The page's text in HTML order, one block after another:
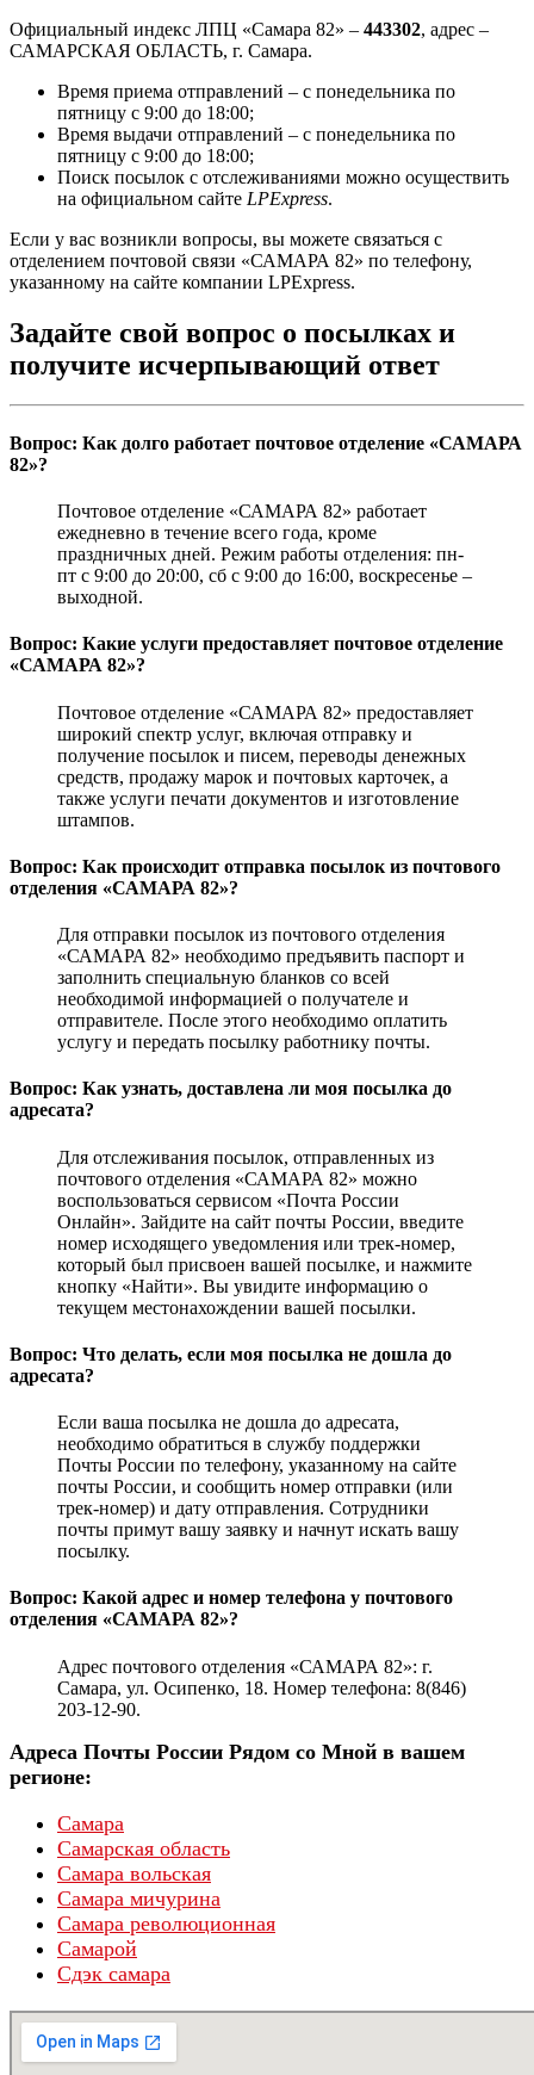
Официальный индекс ЛПЦ «Самара 82» – 443302, адрес –
САМАРСКАЯ ОБЛАСТЬ, г. Самара.
Время приема отправлений – с понедельника по
пятницу с 9:00 до 18:00;
Время выдачи отправлений – с понедельника по
пятницу с 9:00 до 18:00;
Поиск посылок с отслеживаниями можно осуществить
на официальном сайте LPExpress.
Если у вас возникли вопросы, вы можете связаться с
отделением почтовой связи «САМАРА 82» по телефону,
указанному на сайте компании LPExpress.
Задайте свой вопрос о посылках и
получите исчерпывающий ответ
Вопрос: Как долго работает почтовое отделение «САМАРА
82»?
Почтовое отделение «САМАРА 82» работает
ежедневно в течение всего года, кроме
праздничных дней. Режим работы отделения: пн-
пт с 9:00 до 20:00, сб с 9:00 до 16:00, воскресенье –
выходной.
Вопрос: Какие услуги предоставляет почтовое отделение
«САМАРА 82»?
Почтовое отделение «САМАРА 82» предоставляет
широкий спектр услуг, включая отправку и
получение посылок и писем, переводы денежных
средств, продажу марок и почтовых карточек, а
также услуги печати документов и изготовление
штампов.
Вопрос: Как происходит отправка посылок из почтового
отделения «САМАРА 82»?
Для отправки посылок из почтового отделения
«САМАРА 82» необходимо предъявить паспорт и
заполнить специальную бланков со всей
необходимой информацией о получателе и
отправителе. После этого необходимо оплатить
услугу и передать посылку работнику почты.
Вопрос: Как узнать, доставлена ли моя посылка до
адресата?
Для отслеживания посылок, отправленных из
почтового отделения «САМАРА 82» можно
воспользоваться сервисом «Почта России
Онлайн». Зайдите на сайт почты России, введите
номер исходящего уведомления или трек-номер,
который был присвоен вашей посылке, и нажмите
кнопку «Найти». Вы увидите информацию о
текущем местонахождении вашей посылки.
Вопрос: Что делать, если моя посылка не дошла до
адресата?
Если ваша посылка не дошла до адресата,
необходимо обратиться в службу поддержки
Почты России по телефону, указанному на сайте
почты России, и сообщить номер отправки (или
трек-номер) и дату отправления. Сотрудники
почты примут вашу заявку и начнут искать вашу
посылку.
Вопрос: Какой адрес и номер телефона у почтового
отделения «САМАРА 82»?
Адрес почтового отделения «САМАРА 82»: г.
Самара, ул. Осипенко, 18. Номер телефона: 8(846)
203-12-90.
Адреса Почты России Рядом со Мной в вашем
регионе:
Самара
Самарская область
Самара вольская
Самара мичурина
Самара революционная
Самарой
Сдэк самара